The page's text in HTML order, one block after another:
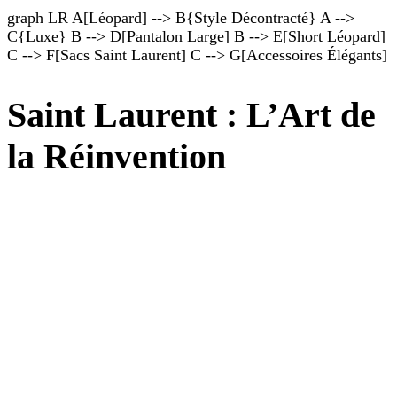
graph LR A[Léopard] --> B{Style Décontracté} A -->
C{Luxe} B --> D[Pantalon Large] B --> E[Short Léopard]
C --> F[Sacs Saint Laurent] C --> G[Accessoires Élégants]
Saint Laurent : L’Art de
la Réinvention